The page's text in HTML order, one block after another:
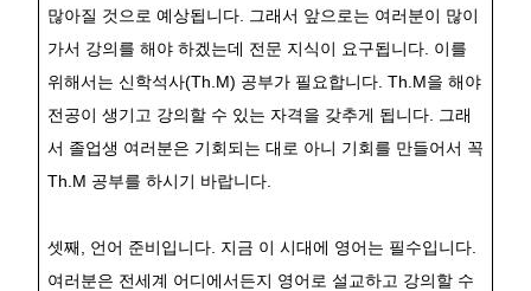
많아질 것으로 예상됩니다.
그래서 앞으로는 여러분이 많이
가서 강의를 해야 하겠는데 전문 지식이 요구됩니다. 이를
위해서는 신학석사(Th.M) 공부가 필요합니다. Th.M을 해야
전공이 생기고 강의할 수 있는 자격을 갖추게 됩니다.
그래
서 졸업생 여러분은 기회되는 대로 아니 기회를 만들어서 꼭
Th.M 공부를 하시기 바랍니다.
셋째 언어 준비입니다. 지금 이 시대에 영어는 필수입니다.
여러분은 전세계 어디에서든지 영어로 설교하고 강의할 수